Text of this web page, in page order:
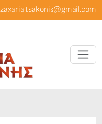
zaxaria.tsakonis@gmail.com